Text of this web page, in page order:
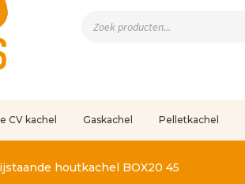
zoeken
CV kachel Gaskachel Pelletkachel
houtkachel BOX20 45